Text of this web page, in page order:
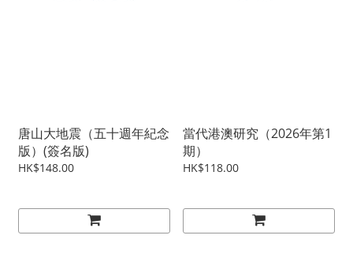
唐山大地震（五十週年紀念
版）(簽名版)
HK$148.00
當代港澳研究（2026年第1
期）
HK$118.00